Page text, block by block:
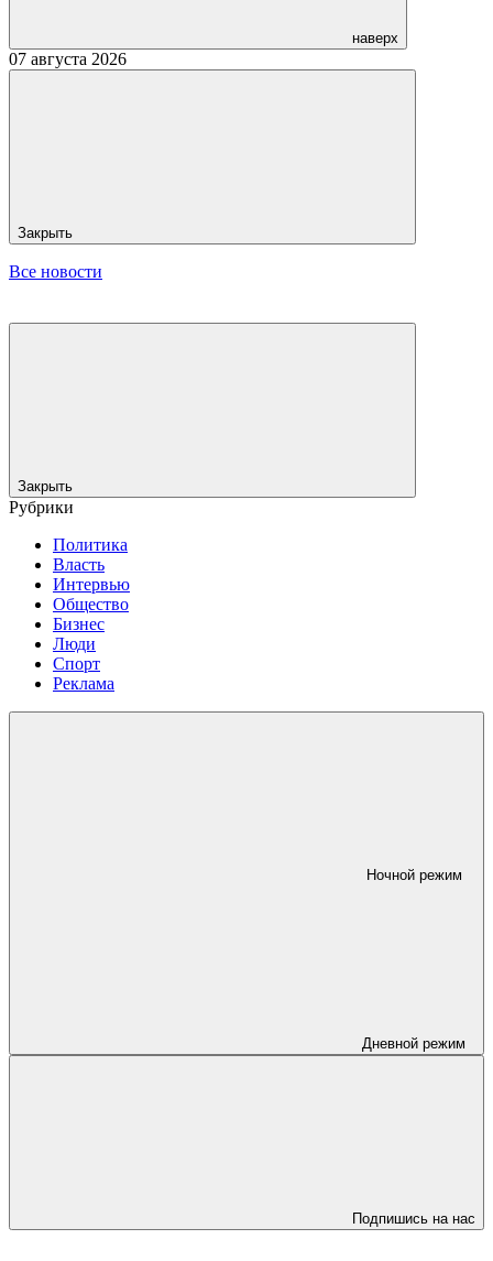
наверх
07 августа 2026
Закрыть
Все новости
Закрыть
Рубрики
Политика
Власть
Интервью
Общество
Бизнес
Люди
Спорт
Реклама
Ночной режим
Дневной режим
Подпишись на нас